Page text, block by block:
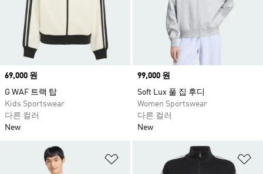
Price
69,000 원
G WAF 트랙 탑
Kids Sportswear
다른 컬러
New
Price
99,000 원
Soft Lux 풀 집 후디
Women Sportswear
다른 컬러
New
위시리스트 담기